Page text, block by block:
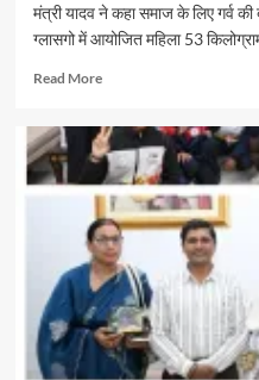
साव
मंत्री यादव ने कहा समाज के लिए गर्व
ग्लासगो में आयोजित महिला 53 किलोग्राम
Read MoreRead
रजत
पदक
विजेता
ज्ञानेश्वरी
यादव
से
शिक्षा
मंत्री
गजेंद्र
यादव